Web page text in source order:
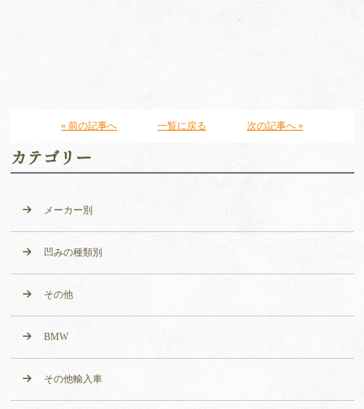
« 前の記事へ 一覧に戻る 次の記事へ »
カテゴリー
メーカー別
凹みの種類別
その他
BMW
その他輸入車